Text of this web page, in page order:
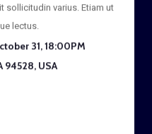
lectus.
31, 18:00PM
94528, USA